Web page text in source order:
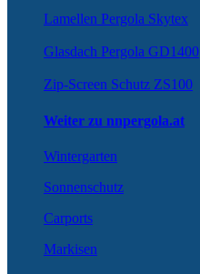
Lamellen Pergola Skytex
Glasdach Pergola GD1400
Zip-Screen Schutz ZS100
Weiter zu nnpergola.at
Wintergarten
Sonnenschutz
Carports
Markisen